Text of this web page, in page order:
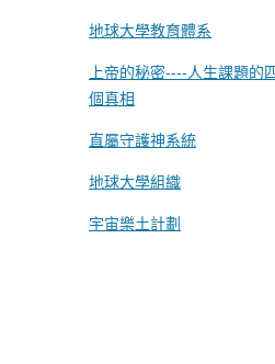
地球大學教育體系
上帝的秘密----人生課題的
個真相
直屬守護神系統
地球大學組織
宇宙樂土計劃